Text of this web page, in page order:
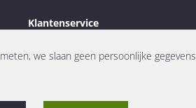
Klantenservice
Verzenden
Betaalmethoden
we slaan geen persoonlijke gegevens